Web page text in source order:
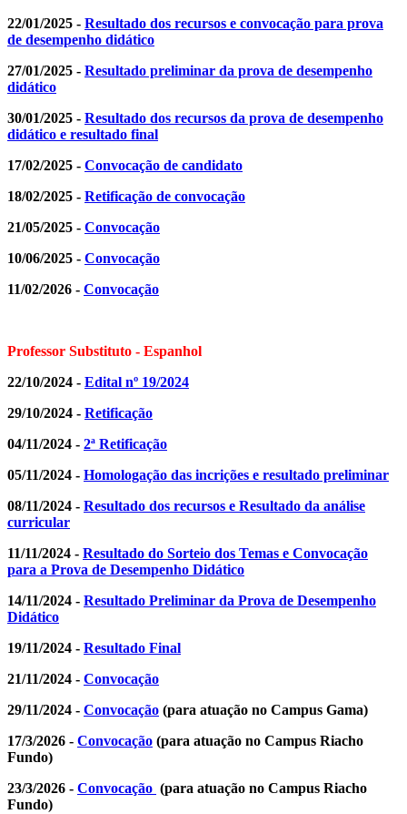
22/01/2025 - Resultado dos recursos e convocação para prova
de desempenho didático
27/01/2025 - Resultado preliminar da prova de desempenho
didático
30/01/2025 - Resultado dos recursos da prova de desempenho
didático e resultado final
17/02/2025 - Convocação de candidato
18/02/2025 - Retificação de convocação
21/05/2025 - Convocação
10/06/2025 - Convocação
11/02/2026 - Convocação
Professor Substituto - Espanhol
22/10/2024 - Edital nº 19/2024
29/10/2024 - Retificação
04/11/2024 - 2ª Retificação
05/11/2024 - Homologação das incrições e resultado preliminar
08/11/2024 - Resultado dos recursos e Resultado da análise
curricular
11/11/2024 - Resultado do Sorteio dos Temas e Convocação
para a Prova de Desempenho Didático
14/11/2024 - Resultado Preliminar da Prova de Desempenho
Didático
19/11/2024 - Resultado Final
21/11/2024 - Convocação
29/11/2024 - Convocação (para atuação no Campus Gama)
17/3/2026 - Convocação (para atuação no Campus Riacho
Fundo)
23/3/2026 - Convocação (para atuação no Campus Riacho
Fundo)